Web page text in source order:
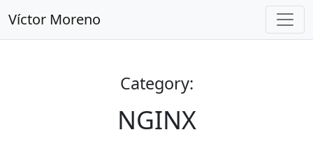
Víctor Moreno
Category:
NGINX